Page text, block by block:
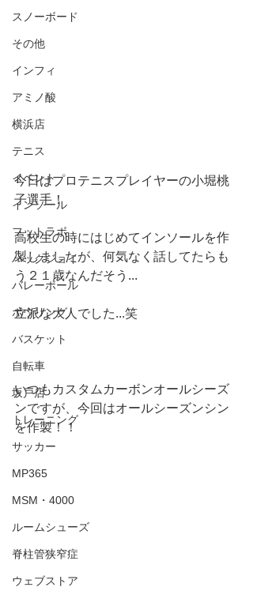
スノーボード
その他
インフィ
アミノ酸
横浜店
テニス
イベント
インソール
フットラボ
バックジョイ
バレーボール
ボウリング
バスケット
自転車
坂戸店
トレーニング
サッカー
MP365
MSM・4000
ルームシューズ
脊柱管狭窄症
ウェブストア
今日はプロテニスプレイヤーの小堀桃
子選手！
高校生の時にはじめてインソールを作
製しましたが、何気なく話してたらも
う２１歳なんだそう...
立派な大人でした...笑
いつもカスタムカーボンオールシーズ
ンですが、今回はオールシーズンシン
を作製！！